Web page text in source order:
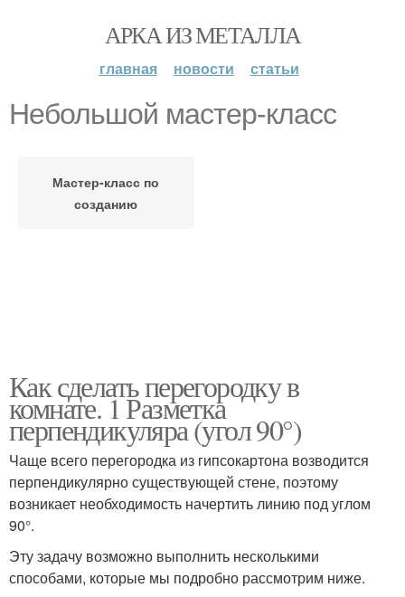
АРКА ИЗ МЕТАЛЛА
главная новости статьи
Небольшой мастер-класс
Мастер-класс по
созданию
Как сделать перегородку в
комнате. 1 Разметка
перпендикуляра (угол 90°)
Чаще всего перегородка из гипсокартона возводится
перпендикулярно существующей стене, поэтому
возникает необходимость начертить линию под углом
90°.
Эту задачу возможно выполнить несколькими
способами, которые мы подробно рассмотрим ниже.